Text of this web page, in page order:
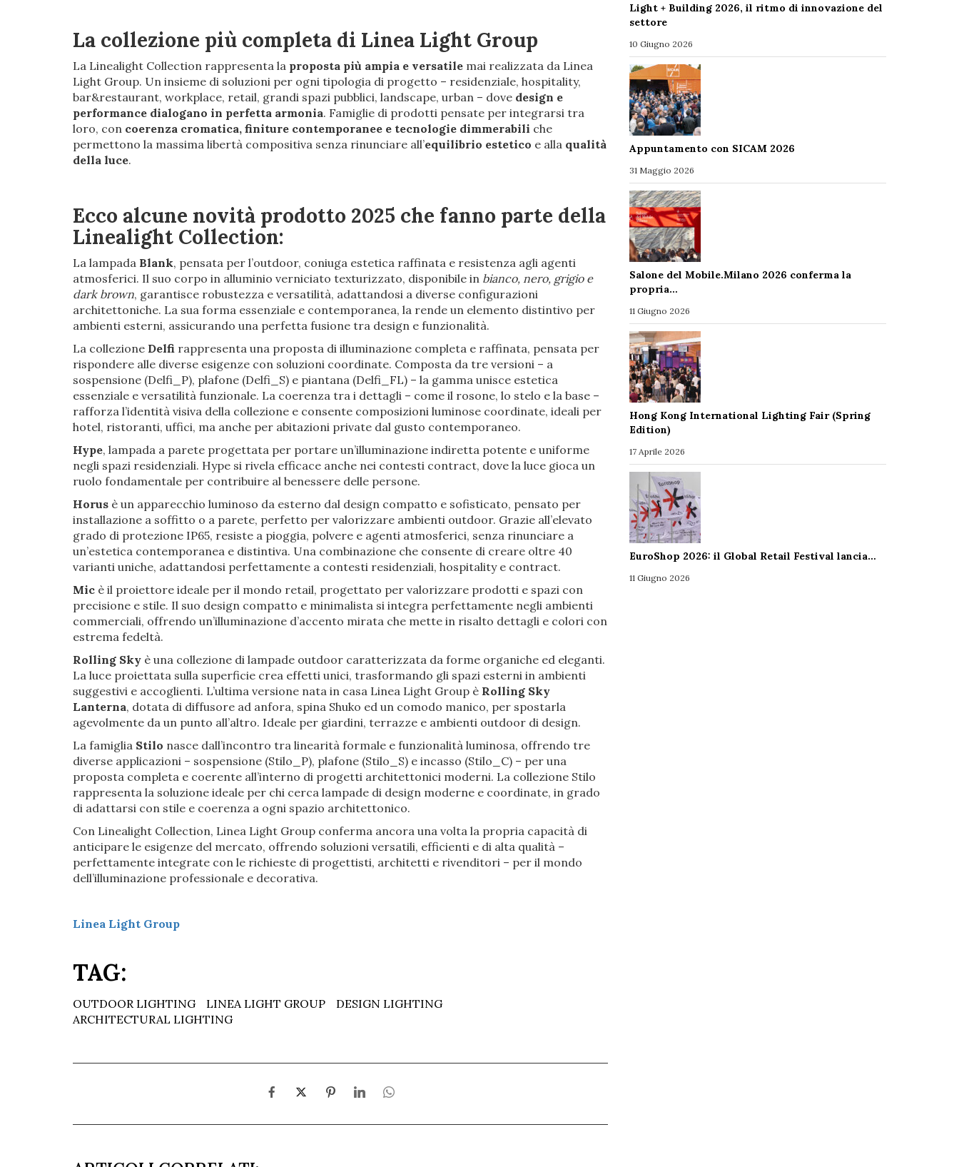
La collezione più completa di Linea Light Group
La Linealight Collection rappresenta la proposta più ampia e versatile mai realizzata da Linea
Light Group. Un insieme di soluzioni per ogni tipologia di progetto – residenziale, hospitality,
bar&restaurant, workplace, retail, grandi spazi pubblici, landscape, urban – dove design e
performance dialogano in perfetta armonia. Famiglie di prodotti pensate per integrarsi tra
loro, con coerenza cromatica, finiture contemporanee e tecnologie dimmerabili che
permettono la massima libertà compositiva senza rinunciare all’equilibrio estetico e alla qualità
della luce.
Ecco alcune novità prodotto 2025 che fanno parte della
Linealight Collection:
La lampada Blank, pensata per l’outdoor, coniuga estetica raffinata e resistenza agli agenti
atmosferici. Il suo corpo in alluminio verniciato texturizzato, disponibile in bianco, nero, grigio e
dark brown, garantisce robustezza e versatilità, adattandosi a diverse configurazioni
architettoniche. La sua forma essenziale e contemporanea, la rende un elemento distintivo per
ambienti esterni, assicurando una perfetta fusione tra design e funzionalità.
La collezione Delfi rappresenta una proposta di illuminazione completa e raffinata, pensata per
rispondere alle diverse esigenze con soluzioni coordinate. Composta da tre versioni – a
sospensione (Delfi_P), plafone (Delfi_S) e piantana (Delfi_FL) – la gamma unisce estetica
essenziale e versatilità funzionale. La coerenza tra i dettagli – come il rosone, lo stelo e la base –
rafforza l’identità visiva della collezione e consente composizioni luminose coordinate, ideali per
hotel, ristoranti, uffici, ma anche per abitazioni private dal gusto contemporaneo.
Hype, lampada a parete progettata per portare un’illuminazione indiretta potente e uniforme
negli spazi residenziali. Hype si rivela efficace anche nei contesti contract, dove la luce gioca un
ruolo fondamentale per contribuire al benessere delle persone.
Horus è un apparecchio luminoso da esterno dal design compatto e sofisticato, pensato per
installazione a soffitto o a parete, perfetto per valorizzare ambienti outdoor. Grazie all’elevato
grado di protezione IP65, resiste a pioggia, polvere e agenti atmosferici, senza rinunciare a
un’estetica contemporanea e distintiva. Una combinazione che consente di creare oltre 40
varianti uniche, adattandosi perfettamente a contesti residenziali, hospitality e contract.
Mic è il proiettore ideale per il mondo retail, progettato per valorizzare prodotti e spazi con
precisione e stile. Il suo design compatto e minimalista si integra perfettamente negli ambienti
commerciali, offrendo un’illuminazione d’accento mirata che mette in risalto dettagli e colori con
estrema fedeltà.
Rolling Sky è una collezione di lampade outdoor caratterizzata da forme organiche ed eleganti.
La luce proiettata sulla superficie crea effetti unici, trasformando gli spazi esterni in ambienti
suggestivi e accoglienti. L’ultima versione nata in casa Linea Light Group è Rolling Sky
Lanterna, dotata di diffusore ad anfora, spina Shuko ed un comodo manico, per spostarla
agevolmente da un punto all’altro. Ideale per giardini, terrazze e ambienti outdoor di design.
La famiglia Stilo nasce dall’incontro tra linearità formale e funzionalità luminosa, offrendo tre
diverse applicazioni – sospensione (Stilo_P), plafone (Stilo_S) e incasso (Stilo_C) – per una
proposta completa e coerente all’interno di progetti architettonici moderni. La collezione Stilo
rappresenta la soluzione ideale per chi cerca lampade di design moderne e coordinate, in grado
di adattarsi con stile e coerenza a ogni spazio architettonico.
Con Linealight Collection, Linea Light Group conferma ancora una volta la propria capacità di
anticipare le esigenze del mercato, offrendo soluzioni versatili, efficienti e di alta qualità –
perfettamente integrate con le richieste di progettisti, architetti e rivenditori – per il mondo
dell’illuminazione professionale e decorativa.
Linea Light Group
TAG:
OUTDOOR LIGHTING LINEA LIGHT GROUP
DESIGN LIGHTING
ARCHITECTURAL LIGHTING
Light + Building 2026, il ritmo di innovazione del
settore
10 Giugno 2026
Appuntamento con SICAM 2026
31 Maggio 2026
Salone del Mobile.Milano 2026 conferma la
propria…
11 Giugno 2026
Hong Kong International Lighting Fair (Spring
Edition)
17 Aprile 2026
EuroShop 2026: il Global Retail Festival lancia…
11 Giugno 2026